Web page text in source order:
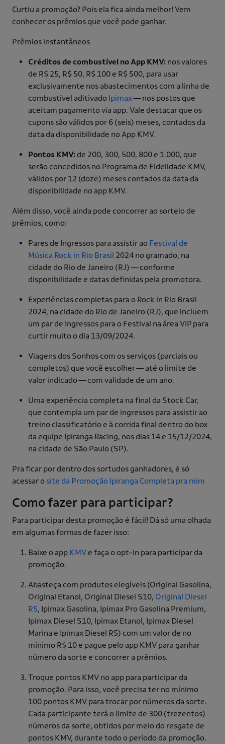
Curtiu a promoção? Pois ela fica ainda melhor! Vem
conhecer os prêmios que você pode ganhar.
Prêmios instantâneos
Créditos de combustível no App KMV: nos valores
de R$ 25, R$ 50, R$ 100 e R$ 500, para usar
exclusivamente nos abastecimentos com a linha de
combustível aditivado Ipimax— nos postos que
aceitam pagamento via app. Vale destacar que os
cupons são válidos por 6 (seis) meses, contados da
data da disponibilidade no App KMV.
Pontos KMV:de 200, 300, 500, 800 e 1.000, que
serão concedidos no Programa de Fidelidade KMV,
válidos por 12 (doze) meses contados da data da
disponibilidade no app KMV.
Além disso, você ainda pode concorrer ao sorteio de
prêmios, como:
Pares de Ingressos para assistir ao Festival de
Música Rock in Rio Brasil 2024 no gramado, na
cidade do Rio de Janeiro (RJ) — conforme
disponibilidade e datas definidas pela promotora.
Experiências completas para o Rock in Rio Brasil
2024, na cidade do Rio de Janeiro (RJ), que incluem
um par de Ingressos para o Festival na área VIP para
curtir muito o dia 13/09/2024.
Viagens dos Sonhos com os serviços (parciais ou
completos) que você escolher — até o limite de
valor indicado — com validade de um ano.
Uma experiência completa na final da Stock Car,
que contempla um par de ingressos para assistir ao
treino classificatório e à corrida final dentro do box
da equipe Ipiranga Racing, nos dias 14 e 15/12/2024,
na cidade de São Paulo (SP).
Pra ficar por dentro dos sortudos ganhadores, é só
acessar o site da Promoção Ipiranga Completa pra mim
Como fazer para participar?
Para participar desta promoção é fácil! Dá só uma olhada
em algumas formas de fazer isso:
Baixe o app KMVe faça o opt-in para participar da
promoção.
Abasteça com produtos elegíveis (Original Gasolina,
Original Etanol, Original Diesel S10, Original Diesel
R5, Ipimax Gasolina, Ipimax Pro Gasolina Premium,
Ipimax Diesel S10, Ipimax Etanol, Ipimax Diesel
Marina e Ipimax Diesel R5) com um valor de no
mínimo R$ 10 e pague pelo app KMV para ganhar
número da sorte e concorrer a prêmios.
Troque pontos KMV no app para participar da
promoção. Para isso, você precisa ter no mínimo
100 pontos KMV para trocar por números da sorte.
Cada participante terá o limite de 300 (trezentos)
números da sorte, obtidos por meio do resgate de
pontos KMV, durante todo o período da promoção.